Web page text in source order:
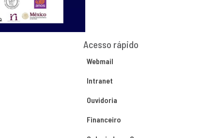
Acesso rápido
Webmail
Intranet
Ouvidoria
Financeiro